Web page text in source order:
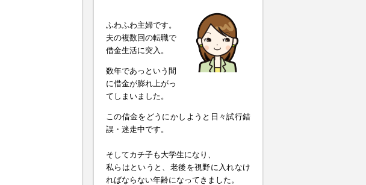
ふわふわ主婦です。
夫の複数回の転職で
借金生活に突入。
数年であっという間
に借金が膨れ上がっ
てしまいました。
この借金をどうにかしようと日々試行錯
誤・迷走中です。
そしてカチ子も大学生になり、
私らはというと、老後を視野に入れなけ
ればならない年齢になってきました。